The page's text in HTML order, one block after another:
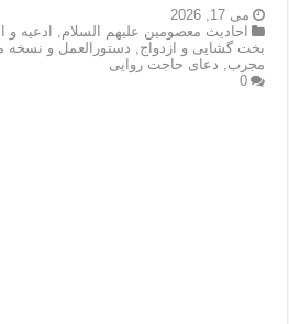
می 17, 2026
احاديث معصومين عليهم السلام, ادعيه و
بخت گشایی و ازدواج, دستورالعمل و نسخه
مجرب, دعای حاجت روایی
0